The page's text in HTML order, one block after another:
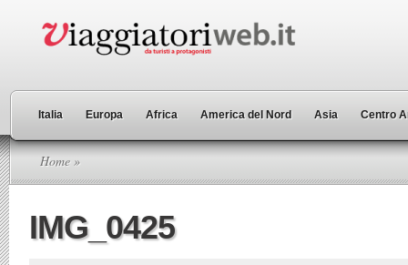
Italia Europa Africa America del Nord Asia Centro
Home »
IMG_0425